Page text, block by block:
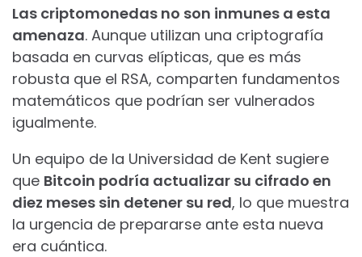
Las criptomonedas no son inmunes a esta
amenaza. Aunque utilizan una criptografía
basada en curvas elípticas, que es más
robusta que el RSA, comparten fundamentos
matemáticos que podrían ser vulnerados
igualmente.
Un equipo de la Universidad de Kent sugiere
que Bitcoin podría actualizar su cifrado en
diez meses sin detener su red, lo que muestra
la urgencia de prepararse ante esta nueva
era cuántica.